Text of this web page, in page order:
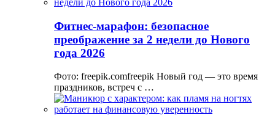
Фитнес-марафон: безопасное
преображение за 2 недели до Нового
года 2026
Фото: freepik.comfreepik Новый год — это время
праздников, встреч с …